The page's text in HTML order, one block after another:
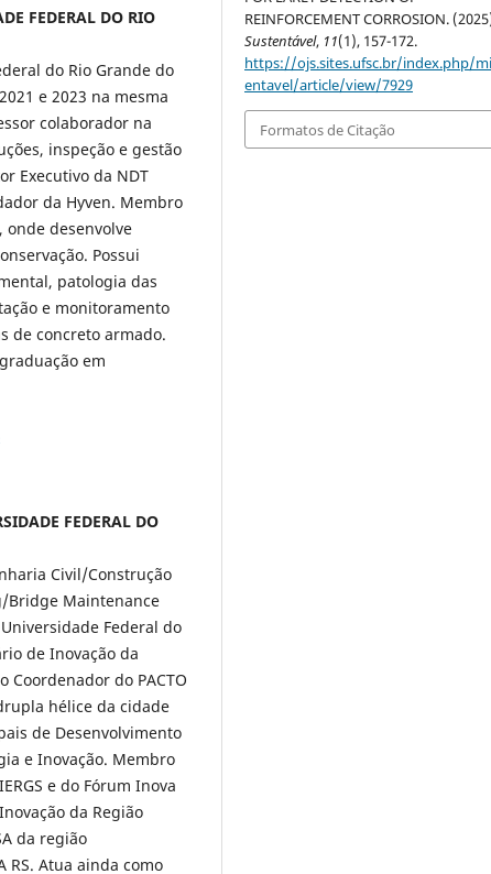
FEDERAL DO RIO
do Rio Grande do
e 2023 na mesma
colaborador na
inspeção e gestão
Executivo da NDT
da Hyven. Membro
onde desenvolve
Possui
patologia das
e monitoramento
de concreto armado.
em
FEDERAL DO
Civil/Construção
Bridge Maintenance
Federal do
de Inovação da
do PACTO
hélice da cidade
de Desenvolvimento
e Inovação. Membro
e do Fórum Inova
da Região
da região
RS. Atua ainda como
REINFORCEMENT CORROSION.
Sustentável, 11(1), 157-172.
https://ojs.sites.ufsc.br/index.php/
entavel/article/view/7929
Formatos de Citação